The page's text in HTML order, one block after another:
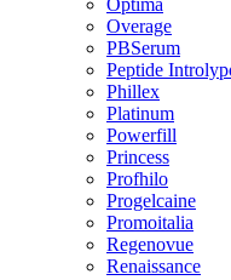
Optima
Overage
PBSerum
Peptide
Phillex
Platinum
Powerfill
Princess
Profhilo
Progelcaine
Promoitalia
Regenovue
Renaissance